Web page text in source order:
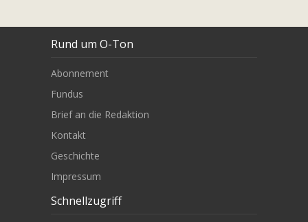
Rund um O-Ton
Abonnement
Fundus
Brief an die Redaktion
Kontakt
Geschichte
Impressum
Schnellzugriff